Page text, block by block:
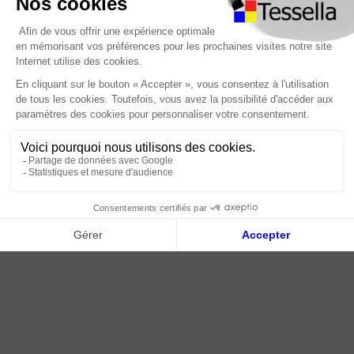
Pour remédier aux éventuelles dégradations de la
surface anodisée, appliquer une couche de peinture ou
de vernis. Le traitement avec un polish pour le chrome ou
surface brillante.
Les surfaces en acier inoxydable exposées à l’action de
l’air libre ou à des produits agressifs doivent être
régulièrement entretenues à l’aide d’un produit de
seulement de préserver l’aspect brillant de l’acier
inoxydable, mais aussi de réduire les risques de corrosion.
Les produits de nettoyage utilisés ne doivent en aucun
À propos
Paiement sécurisé
Livraison | Retour client
Nos tutos
Connexion / Inscription
2018 - 2026 © Tessella, Tous droits réservés